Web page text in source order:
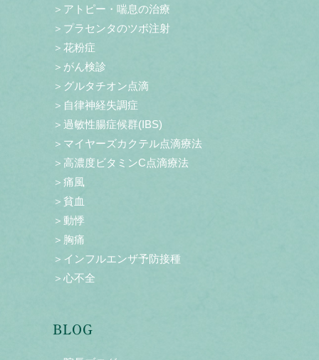
＞アトピー・喘息の治療
＞プラセンタのツボ注射
＞花粉症
＞がん検診
＞グルタチオン点滴
＞自律神経失調症
＞過敏性腸症候群(IBS)
＞マイヤーズカクテル点滴療法
＞高濃度ビタミンC点滴療法
＞痛風
＞貧血
＞動悸
＞胸痛
＞インフルエンザ予防接種
＞心不全
BLOG